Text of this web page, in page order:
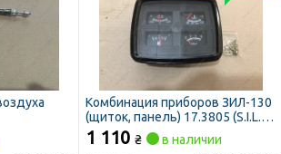
Комбинация приборов ЗИЛ-130
(щиток, панель) 17.3805 (S.I.L.A.
AC)
1 110 ₴ в наличии